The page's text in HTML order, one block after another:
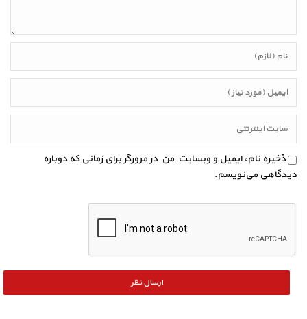
ذخیره نام، ایمیل و وبسایت من در مرورگر برای زمانی که دوباره
دیدگاهی می‌نویسم.